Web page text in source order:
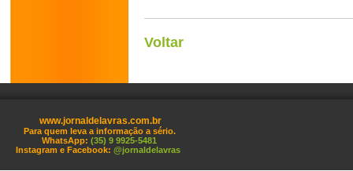
Voltar
www.jornaldelavras.com.br
Para quem leva a informação a sério.
WhatsApp: (35) 9 9925-5481
Instagram e Facebook: @jornaldelavras